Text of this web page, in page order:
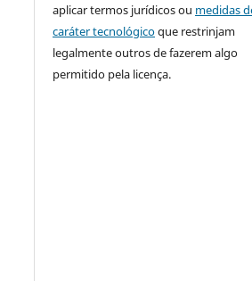
aplicar termos jurídicos ou medidas
caráter tecnológicoque restrinjam
legalmente outros de fazerem algo
permitido pela licença.